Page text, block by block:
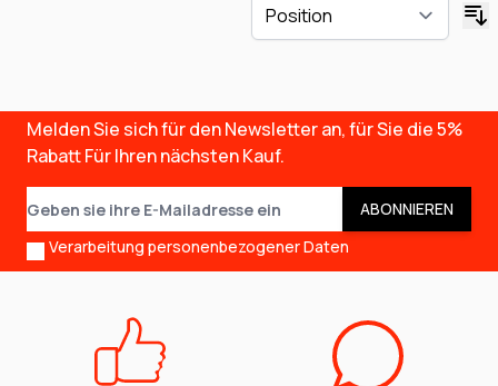
Melden Sie sich für den Newsletter an, für Sie die5%
RabattFür Ihren nächsten Kauf.
E-Mail-Adresse
ABONNIEREN
Verarbeitung personenbezogener Daten